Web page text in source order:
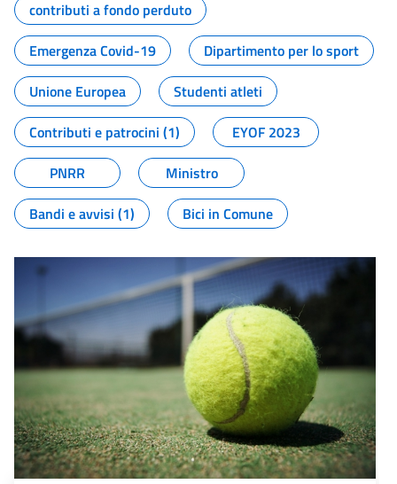
contributi a fondo perduto
Emergenza Covid-19
Dipartimento per lo sport
Unione Europea
Studenti atleti
Contributi e patrocini (1)
EYOF 2023
PNRR
Ministro
Bandi e avvisi (1)
Bici in Comune